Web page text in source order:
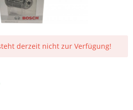
derzeit nicht zur Verfügung!